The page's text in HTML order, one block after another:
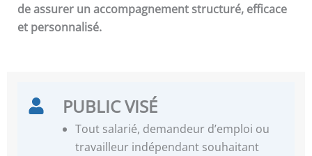
de assurer un accompagnement structuré, efficace
et personnalisé.
PUBLIC VISÉ
Tout salarié, demandeur d’emploi ou
travailleur indépendant souhaitant